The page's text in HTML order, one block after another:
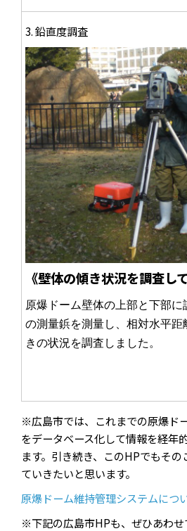
3. 鉛直度調査
《壁体の傾き状況を調査し
原爆ドーム壁体の上部と下部に
の測量鋲を測量し、相対水平
きの状況を調査しました。
※広島市では、これまでの原爆ド
をデータベース化して情報を経年
ます。引き続き、このHPでもそ
ていきたいと思います。
原爆ドーム維持管理システムにつ
※下記の広島市HPも、ぜひあわせ